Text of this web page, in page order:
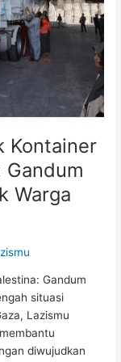
Kontainer
Warga
Gandum
situasi
Lazismu
diwujudkan